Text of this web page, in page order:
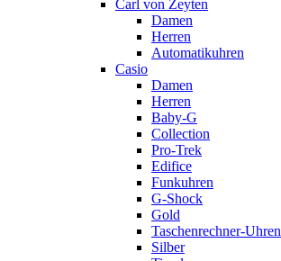
Carl von Zeyten
Damen
Herren
Automatikuhren
Casio
Damen
Herren
Baby-G
Collection
Pro-Trek
Edifice
Funkuhren
G-Shock
Gold
Taschenrechner-Uhren
Silber